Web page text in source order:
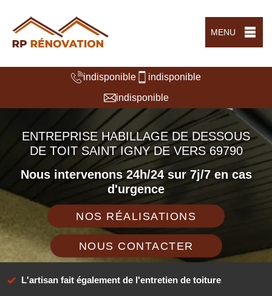
MENU
indisponible
indisponible
indisponible
ENTREPRISE HABILLAGE DE DESSOUS
DE TOIT SAINT IGNY DE VERS 69790
Nous intervenons 24h/24 sur 7j/7 en cas
d'urgence
NOS RÉALISATIONS
NOUS CONTACTER
L'artisan fait également de l'entretien de toiture